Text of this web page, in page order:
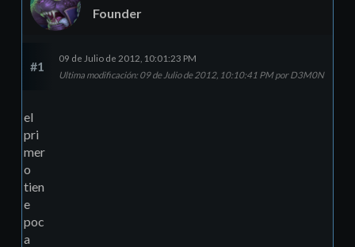
Founder
#1
09 de Julio de 2012, 10:01:23 PM
Ultima modificación: 09 de Julio de 2012, 10:10:41 PM por D3M0N
el
pri
mer
o
tien
e
poc
a